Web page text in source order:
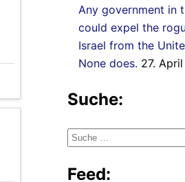
Any government in
could expel the
Israel from the
None does. 27.
Suche:
Suche
Feed: